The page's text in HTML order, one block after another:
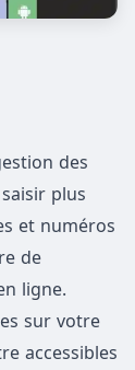
des
plus
et numéros
de
ligne.
sur votre
accessibles